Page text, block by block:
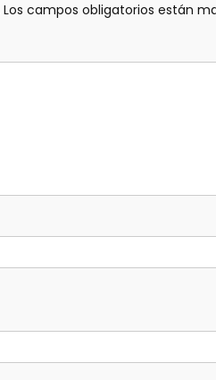
Los campos obligatorios están